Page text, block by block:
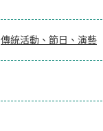
傳統活動、節日、演藝